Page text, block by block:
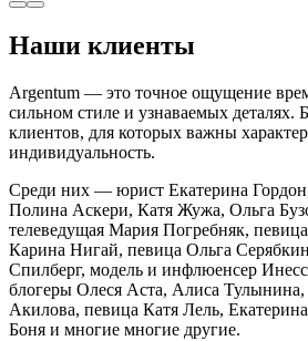
Наши клиенты
Argentum — это точное ощущение
сильном стиле и узнаваемых деталях.
клиентов, для которых важны
индивидуальность.
Среди них — юрист Екатерина
Полина Аскери, Катя Жужа, Ольга
телеведущая Мария Погребняк,
Карина Нигай, певица Ольга
Спилберг, модель и инфлюенсер
блогеры Олеся Аста, Алиса
Акилова, певица Катя Лель,
Боня и многие многие другие.